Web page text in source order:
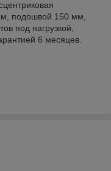
подошвой 150 мм,
под нагрузкой,
6 месяцев.